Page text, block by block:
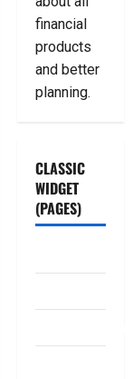
financial
products
and better
planning.
CLASSIC
WIDGET
(PAGES)